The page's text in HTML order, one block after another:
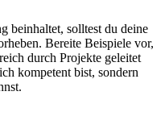
beinhaltet, solltest du deine
Bereite Beispiele vor,
durch Projekte geleitet
kompetent bist, sondern